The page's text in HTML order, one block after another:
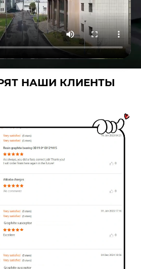
может удовлетворить
требования клиентов.
НАШИ КЛИЕНТЫ